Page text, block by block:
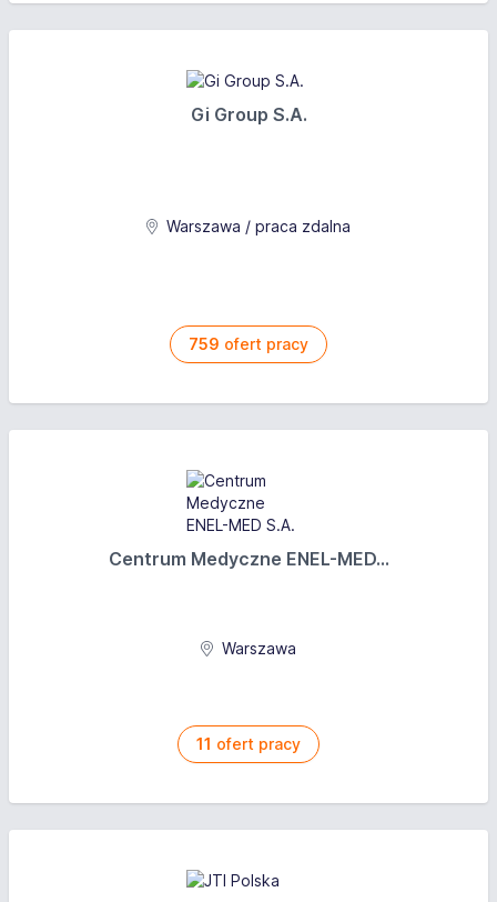
Gi Group S.A.
Warszawa / praca zdalna
759 ofert pracy
Centrum Medyczne ENEL-MED...
Warszawa
11 ofert pracy